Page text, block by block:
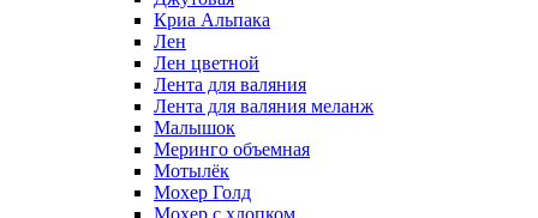
Криа Альпака
Лен
Лен цветной
Лента для валяния
Лента для валяния меланж
Малышок
Меринго объемная
Мотылёк
Мохер Голд
Мохер с хлопком